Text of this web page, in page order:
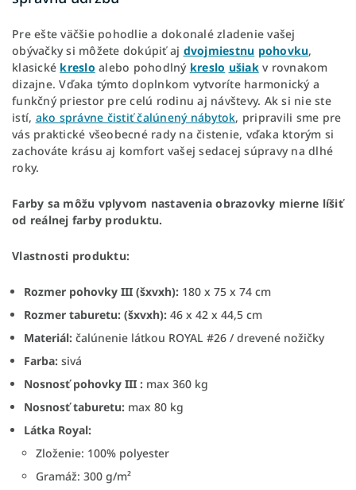
Pre ešte väčšie pohodlie a dokonalé zladenie vašej
obývačky si môžete dokúpiť aj dvojmiestnu pohovku,
klasické kreslo alebo pohodlný kreslo ušiakv rovnakom
dizajne. Vďaka týmto doplnkom vytvoríte harmonický a
funkčný priestor pre celú rodinu aj návštevy. Ak si nie ste
istí, ako správne čistiť čalúnený nábytok, pripravili sme pre
vás praktické všeobecné rady na čistenie, vďaka ktorým si
zachováte krásu aj komfort vašej sedacej súpravy na dlhé
roky.
Farby sa môžu vplyvom nastavenia obrazovky mierne líšiť
od reálnej farby produktu.
Vlastnosti produktu:
Rozmer pohovky III (šxvxh): 180 x 75 x 74 cm
Rozmer taburetu: (šxvxh): 46 x 42 x 44,5 cm
Materiál: čalúnenie látkou ROYAL #26 / drevené nožičky
Farba: sivá
Nosnosť pohovky III : max 360 kg
Nosnosť taburetu: max 80 kg
Látka Royal:
Zloženie: 100% polyester
Gramáž: 300 g/m²